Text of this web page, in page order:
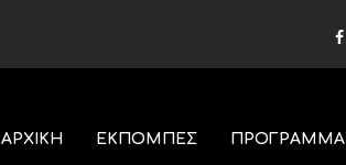
ΑΡΧΙΚΗ ΕΚΠΟΜΠΕΣ ΠΡΟΓΡΑΜΜΑ